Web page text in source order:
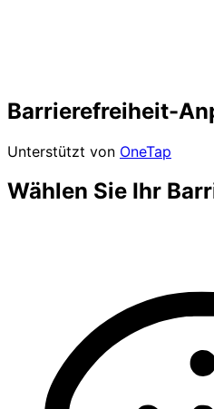
Barrierefreiheit-
Unterstützt von OneTap
Wählen Sie Ihr